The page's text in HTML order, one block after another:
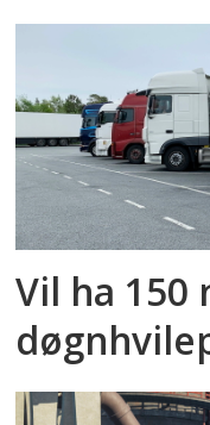
Vil ha 150